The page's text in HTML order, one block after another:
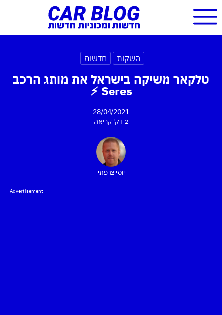
השקות חדשות
טלקאר משיקה בישראל את מותג הרכב
Seres ⚡
28/04/2021
2 דק'
קריאה
יוסי צרפתי
Advertisement